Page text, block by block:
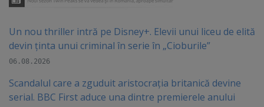
Un nou thriller intră pe Disney+. Elevii unui liceu de elită
devin ținta unui criminal în serie în „Cioburile”
06.08.2026
Scandalul care a zguduit aristocrația britanică devine
serial. BBC First aduce una dintre premierele anului